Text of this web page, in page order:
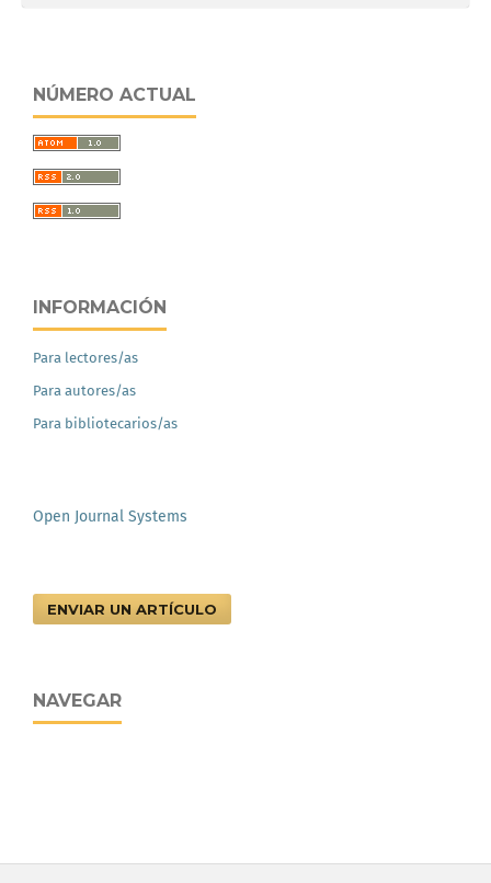
NÚMERO ACTUAL
INFORMACIÓN
Para lectores/as
Para autores/as
Para bibliotecarios/as
Open Journal Systems
ENVIAR UN ARTÍCULO
NAVEGAR